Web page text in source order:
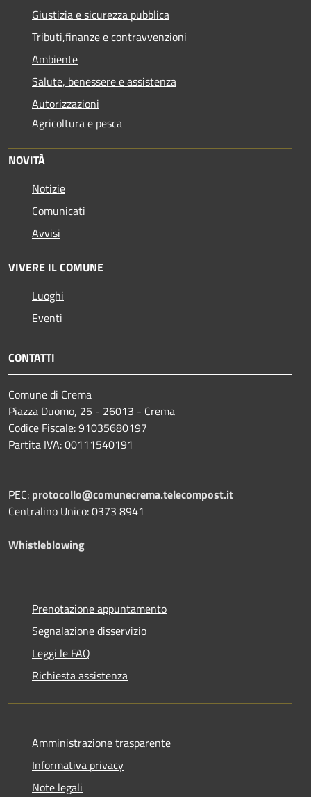
Giustizia e sicurezza pubblica
Tributi,finanze e contravvenzioni
Ambiente
Salute, benessere e assistenza
Autorizzazioni
Agricoltura e pesca
NOVITÀ
Notizie
Comunicati
Avvisi
VIVERE IL COMUNE
Luoghi
Eventi
CONTATTI
Comune di Crema
Piazza Duomo, 25 - 26013 - Crema
Codice Fiscale: 91035680197
Partita IVA: 00111540191
PEC: protocollo@comunecrema.telecompost.it
Centralino Unico: 0373 8941
Whistleblowing
Prenotazione appuntamento
Segnalazione disservizio
Leggi le FAQ
Richiesta assistenza
Amministrazione trasparente
Informativa privacy
Note legali